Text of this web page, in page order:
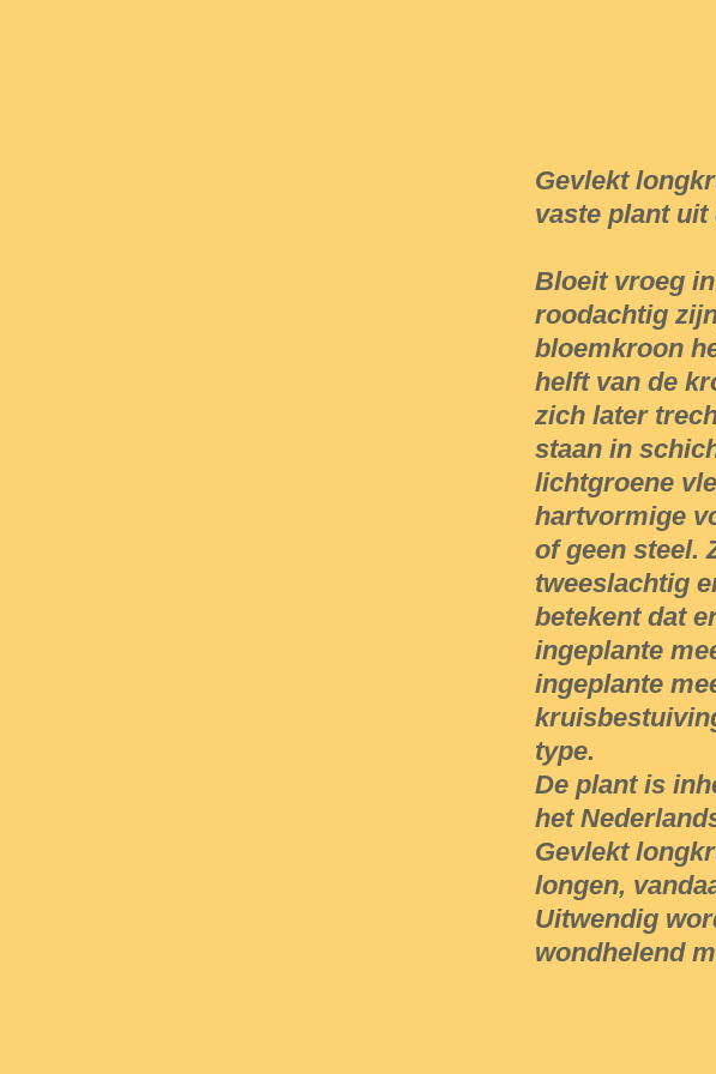
Gevlekt
vaste plant
Bloeit vroeg
roodachtig
bloemkroon
helft van de
zich later
staan in
lichtgroene
hartvormige
of geen steel.
tweeslachtig
betekent dat
ingeplante
ingeplante
type.
De plant is
het
Gevlekt
longen,
Uitwendig
wondhelend